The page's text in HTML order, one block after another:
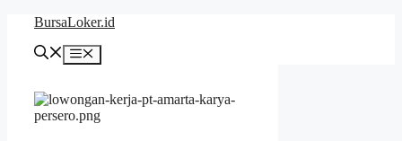
Langsung
BursaLoker.id
Menu